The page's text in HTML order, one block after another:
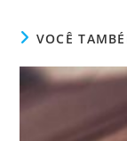
VOCÊ